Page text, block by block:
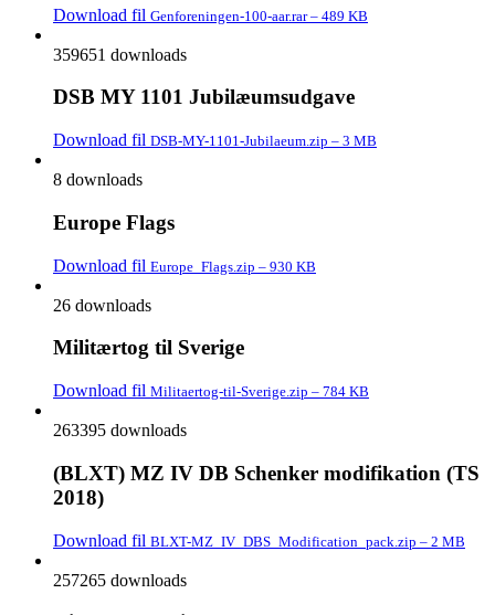
Download fil Genforeningen-100-aar.rar – 489 KB
359651 downloads
DSB MY 1101 Jubilæumsudgave
Download fil DSB-MY-1101-Jubilaeum.zip – 3 MB
8 downloads
Europe Flags
Download fil Europe_Flags.zip – 930 KB
26 downloads
Militærtog til Sverige
Download fil Militaertog-til-Sverige.zip – 784 KB
263395 downloads
(BLXT) MZ IV DB Schenker modifikation (TS
2018)
Download fil BLXT-MZ_IV_DBS_Modification_pack.zip – 2 MB
257265 downloads